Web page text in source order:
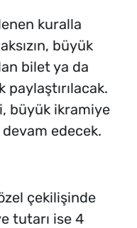
kuralla
büyük
bilet ya da
paylaştırılacak.
büyük ikramiye
edecek.
çekilişinde
tutarı ise 4